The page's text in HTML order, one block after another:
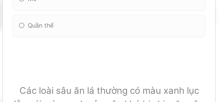
Quần thể
Các loài sâu ăn lá thường có màu xanh lục